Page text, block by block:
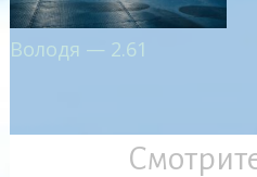
Володя — 2.61